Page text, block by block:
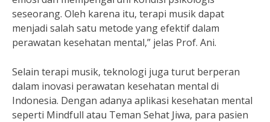
seseorang. Oleh karena itu, terapi musik dapat
menjadi salah satu metode yang efektif dalam
perawatan kesehatan mental,” jelas Prof. Ani.
Selain terapi musik, teknologi juga turut berperan
dalam inovasi perawatan kesehatan mental di
Indonesia. Dengan adanya aplikasi kesehatan mental
seperti Mindfull atau Teman Sehat Jiwa, para pasien